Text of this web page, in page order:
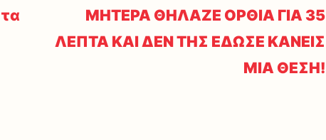
ΜΗΤΕΡΑ ΘΗΛΑΖΕ ΟΡΘΙΑ ΓΙΑ 35
ΛΕΠΤΑ ΚΑΙ ΔΕΝ ΤΗΣ ΕΔΩΣΕ ΚΑΝΕΙΣ
ΜΙΑ ΘΕΣΗ!